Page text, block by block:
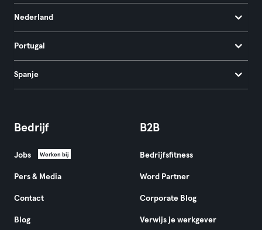
Nederland
Portugal
Spanje
Bedrijf
Jobs Werken bij
Pers & Media
Contact
Blog
B2B
Bedrijfsfitness
Word Partner
Corporate Blog
Verwijs je werkgever